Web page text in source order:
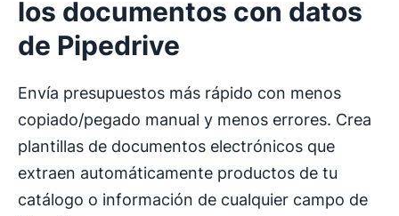
los documentos con datos
de Pipedrive
Envía presupuestos más rápido con menos
copiado/pegado manual y menos errores. Crea
plantillas de documentos electrónicos que
extraen automáticamente productos de tu
catálogo o información de cualquier campo de